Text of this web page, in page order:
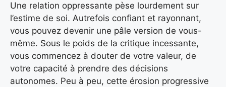
Une relation oppressante pèse lourdement sur
l’estime de soi. Autrefois confiant et rayonnant,
vous pouvez devenir une pâle version de vous-
même. Sous le poids de la critique incessante,
vous commencez à douter de votre valeur, de
votre capacité à prendre des décisions
autonomes. Peu à peu, cette érosion progressive